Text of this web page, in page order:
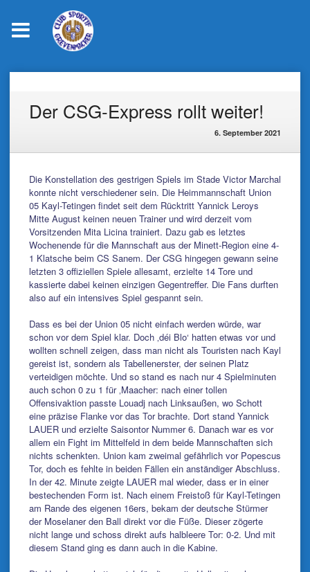
contentDer CSG-Express rollt weiter!
6. September 2021
Die Konstellation des gestrigen Spiels im Stade Victor Marchal
konnte nicht verschiedener sein. Die Heimmannschaft Union
05 Kayl-Tetingen findet seit dem Rücktritt Yannick Leroys
Mitte August keinen neuen Trainer und wird derzeit vom
Vorsitzenden Mita Licina trainiert. Dazu gab es letztes
Wochenende für die Mannschaft aus der Minett-Region eine 4-
1 Klatsche beim CS Sanem. Der CSG hingegen gewann seine
letzten 3 offiziellen Spiele allesamt, erzielte 14 Tore und
kassierte dabei keinen einzigen Gegentreffer. Die Fans durften
also auf ein intensives Spiel gespannt sein.
Dass es bei der Union 05 nicht einfach werden würde, war
schon vor dem Spiel klar. Doch ‚déi Blo‘ hatten etwas vor und
wollten schnell zeigen, dass man nicht als Touristen nach Kayl
gereist ist, sondern als Tabellenerster, der seinen Platz
verteidigen möchte. Und so stand es nach nur 4 Spielminuten
auch schon 0 zu 1 für ‚Maacher: nach einer tollen
Offensivaktion passte Louadj nach Linksaußen, wo Schott
eine präzise Flanke vor das Tor brachte. Dort stand Yannick
LAUER und erzielte Saisontor Nummer 6. Danach war es vor
allem ein Fight im Mittelfeld in dem beide Mannschaften sich
nichts schenkten. Union kam zweimal gefährlich vor Popescus
Tor, doch es fehlte in beiden Fällen ein anständiger Abschluss.
In der 42. Minute zeigte LAUER mal wieder, dass er in einer
bestechenden Form ist. Nach einem Freistoß für Kayl-Tetingen
am Rande des eigenen 16ers, bekam der deutsche Stürmer
der Moselaner den Ball direkt vor die Füße. Dieser zögerte
nicht lange und schoss direkt aufs halbleere Tor: 0-2. Und mit
diesem Stand ging es dann auch in die Kabine.